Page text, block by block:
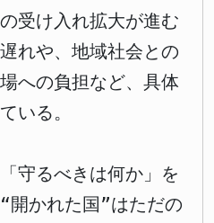
受け入れ拡大が進む
れや、地域社会との
への負担など、具体
いる。
守るべきは何か」を
開かれた国”はただの